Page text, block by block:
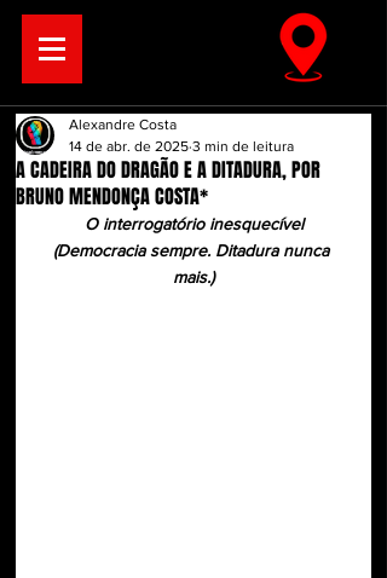
A CADEIRA DO DRAGÃO E A DITADURA, POR
BRUNO MENDONÇA COSTA*
Alexandre Costa
14 de abr. de 2025 3 min de leitura
O interrogatório inesquecível
(Democracia sempre. Ditadura nunca
mais.)